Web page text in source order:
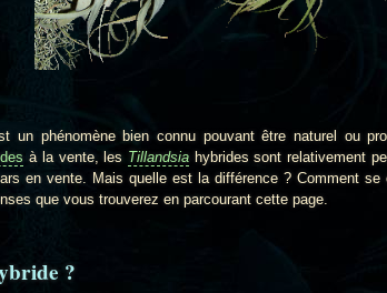
bien connu pouvant être naturel ou
à la vente, les Tillandsiahybrides sont relativement
en vente. Mais quelle est la différence ? Comment
que vous trouverez en parcourant cette page.
?